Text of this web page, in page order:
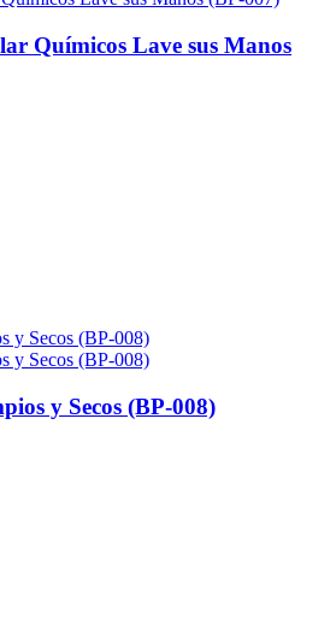
Químicos Lave sus Manos
y Secos (BP-008)